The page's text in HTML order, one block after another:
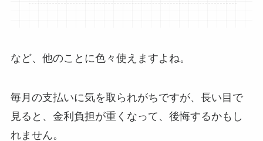
など、他のことに色々使えますよね。
毎月の支払いに気を取られがちですが、長い目で
見ると、金利負担が重くなって、後悔するかもし
れません。